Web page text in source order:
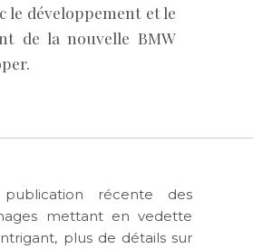
le développement et le
de la nouvelle BMW
récente des
mettant en vedette
plus de détails sur